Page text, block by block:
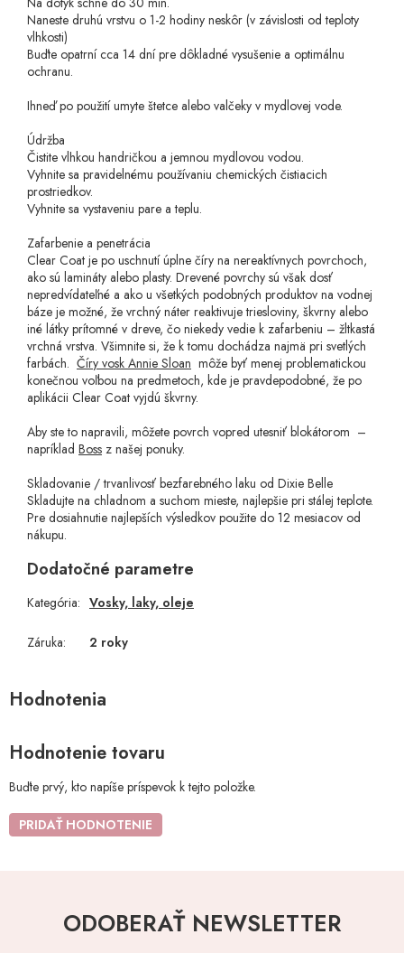
Naneste druhú vrstvu o 1-2 hodiny neskôr (v závislosti od teploty
vlhkosti)
Buďte opatrní cca 14 dní pre dôkladné vysušenie a optimálnu
ochranu.
Ihneď po použití umyte štetce alebo valčeky v mydlovej vode.
Údržba
Čistite vlhkou handričkou a jemnou mydlovou vodou.
Vyhnite sa pravidelnému používaniu chemických čistiacich
prostriedkov.
Vyhnite sa vystaveniu pare a teplu.
Zafarbenie a penetrácia
Clear Coat je po uschnutí úplne číry na nereaktívnych povrchoch,
ako sú lamináty alebo plasty. Drevené povrchy sú však dosť
nepredvídateľné a ako u všetkých podobných produktov na vodnej
báze je možné, že vrchný náter reaktivuje triesloviny, škvrny alebo
iné látky prítomné v dreve, čo niekedy vedie k zafarbeniu – žltkastá
vrchná vrstva. Všimnite si, že k tomu dochádza najmä pri svetlých
farbách. Číry vosk Annie Sloan môže byť menej problematickou
konečnou voľbou na predmetoch, kde je pravdepodobné, že po
aplikácii Clear Coat vyjdú škvrny.
Aby ste to napravili, môžete povrch vopred utesniť blokátorom –
napríklad Boss z našej ponuky.
Skladovanie / trvanlivosť bezfarebného laku od Dixie Belle
Skladujte na chladnom a suchom mieste, najlepšie pri stálej teplote.
Pre dosiahnutie najlepších výsledkov použite do 12 mesiacov od
nákupu.
Dodatočné parametre
Kategória: Vosky, laky, oleje
Záruka: 2 roky
Hodnotenie tovaru
Buďte prvý, kto napíše príspevok k tejto položke.
PRIDAŤ HODNOTENIE
ODOBERAŤ NEWSLETTER